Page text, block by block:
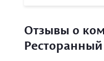
Отзывы о